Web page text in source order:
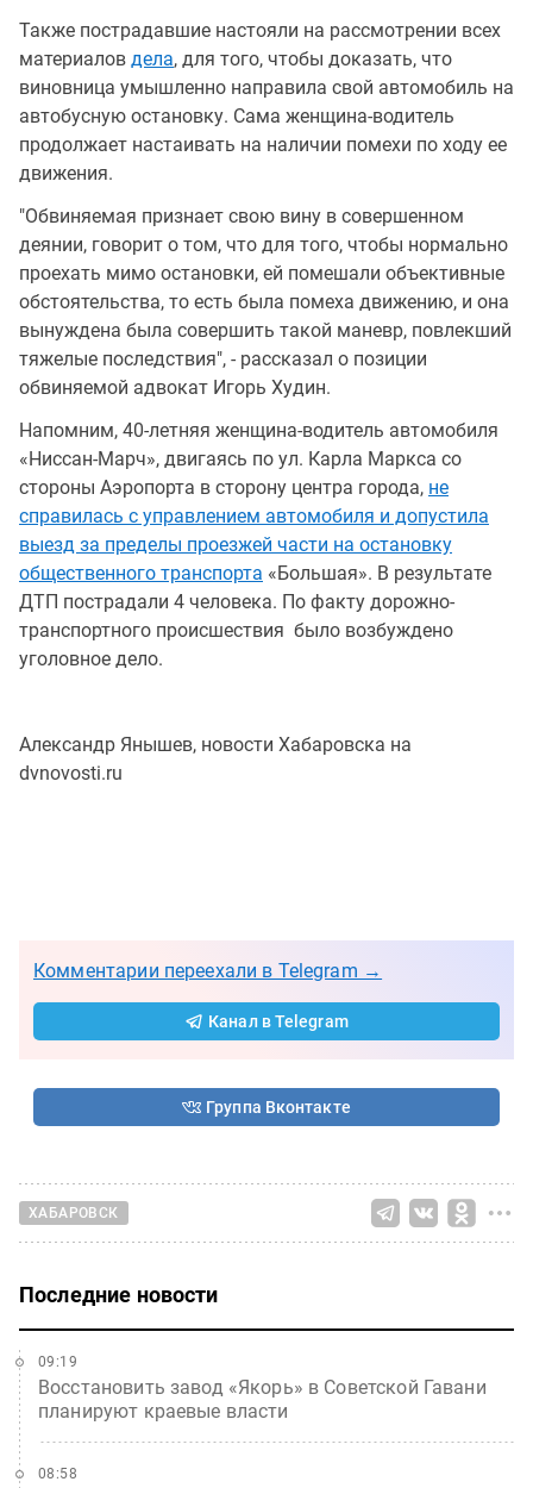
Также пострадавшие настояли на рассмотрении всех
материалов дела, для того, чтобы доказать, что
виновница умышленно направила свой автомобиль на
автобусную остановку. Сама женщина-водитель
продолжает настаивать на наличии помехи по ходу ее
движения.
"Обвиняемая признает свою вину в совершенном
деянии, говорит о том, что для того, чтобы нормально
проехать мимо остановки, ей помешали объективные
обстоятельства, то есть была помеха движению, и она
вынуждена была совершить такой маневр, повлекший
тяжелые последствия", - рассказал о позиции
обвиняемой адвокат Игорь Худин.
Напомним, 40-летняя женщина-водитель автомобиля
«Ниссан-Марч», двигаясь по ул. Карла Маркса со
стороны Аэропорта в сторону центра города, не
справилась с управлением автомобиля и допустила
выезд за пределы проезжей части на остановку
общественного транспорта «Большая». В результате
ДТП пострадали 4 человека. По факту дорожно-
транспортного происшествия было возбуждено
уголовное дело.
Александр Янышев, новости Хабаровска на
dvnovosti.ru
Комментарии переехали в Telegram →
Канал в Telegram
Группа Вконтакте
ХАБАРОВСК
Последние новости
Восстановить завод «Якорь» в Советской Гавани
планируют краевые власти
09:19
08:58